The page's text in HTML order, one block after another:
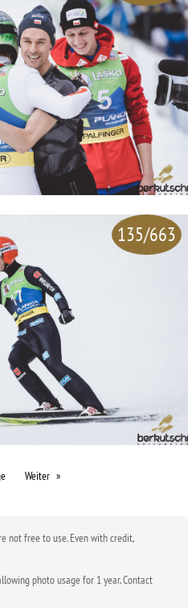
135/663
Weiter
not free to use. Even with credit,
photo usage for 1 year. Contact